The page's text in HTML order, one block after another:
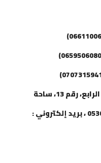
بلبريس، رقم 6، زنقة بيروت، الطابق الرابع، رقم 13، ساحة
المامونية، الرباط ، هاتف : 0530285088 ، بريد إلكتروني :